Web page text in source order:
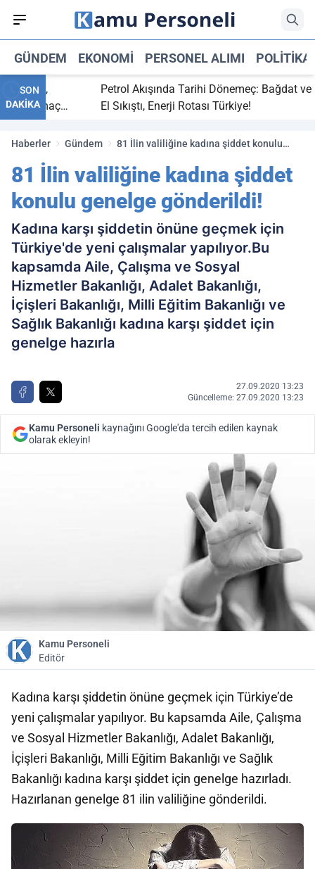
GÜNDEM EKONOMI PERSONEL ALIMI POLITIKA
SON
DAKİKA
bitti,
maç
Petrol Akışında Tarihi Dönemeç: Bağdat ve
El Sıkıştı, Enerji Rotası Türkiye!
Haberler Gündem
81 İlin valiliğine kadına şiddet konulu
81 İlin valiliğine kadına şiddet
konulu genelge gönderildi!
Kadına karşı şiddetin önüne geçmek için
Türkiye'de yeni çalışmalar yapılıyor.Bu
kapsamda Aile, Çalışma ve Sosyal
Hizmetler Bakanlığı, Adalet Bakanlığı,
İçişleri Bakanlığı, Milli Eğitim Bakanlığı ve
Sağlık Bakanlığı kadına karşı şiddet için
genelge hazırla
27.09.2020 13:23
Güncelleme: 27.09.2020 13:23
Kamu Personeli kaynağını Google'da tercih edilen kaynak
olarak ekleyin!
Kamu Personeli
Editör
Kadına karşı şiddetin önüne geçmek için Türkiye’de
yeni çalışmalar yapılıyor. Bu kapsamda Aile, Çalışma
ve Sosyal Hizmetler Bakanlığı, Adalet Bakanlığı,
İçişleri Bakanlığı, Milli Eğitim Bakanlığı ve Sağlık
Bakanlığı kadına karşı şiddet için genelge hazırladı.
Hazırlanan genelge 81 ilin valiliğine gönderildi.